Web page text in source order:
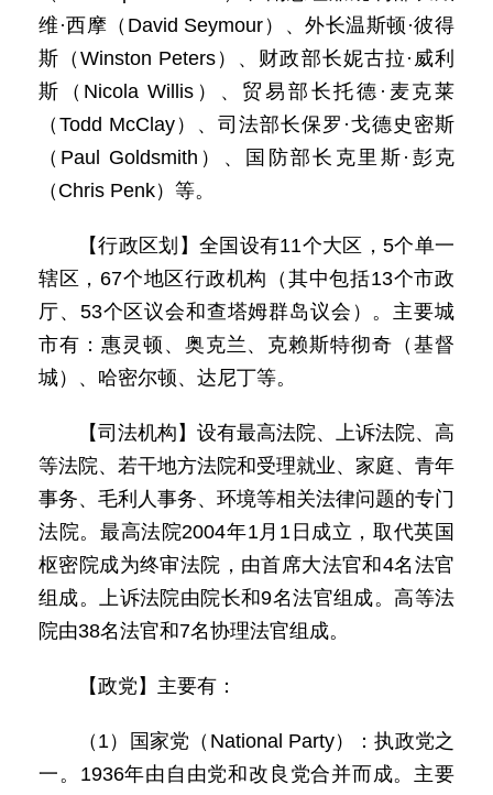
维·西摩（David Seymour）、外长温斯顿·彼得
斯（Winston Peters）、财政部长妮古拉·威利
斯（Nicola Willis）、贸易部长托德·麦克莱
（Todd McClay）、司法部长保罗·戈德史密斯
（Paul Goldsmith）、国防部长克里斯·彭克
（Chris Penk）等。
【行政区划】全国设有11个大区，5个单一
辖区，67个地区行政机构（其中包括13个市政
厅、53个区议会和查塔姆群岛议会）。主要城
市有：惠灵顿、奥克兰、克赖斯特彻奇（基督
城）、哈密尔顿、达尼丁等。
【司法机构】设有最高法院、上诉法院、高
等法院、若干地方法院和受理就业、家庭、青年
事务、毛利人事务、环境等相关法律问题的专门
法院。最高法院2004年1月1日成立，取代英国
枢密院成为终审法院，由首席大法官和4名法官
组成。上诉法院由院长和9名法官组成。高等法
院由38名法官和7名协理法官组成。
【政党】主要有：
（1）国家党（National Party）：执政党之
一。1936年由自由党和改良党合并而成。主要